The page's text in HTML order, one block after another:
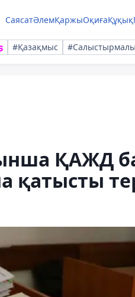
СаясатӘлемҚаржыОқиғаҚұқық
#Қазақмыс
ҚАЖД
қатысты